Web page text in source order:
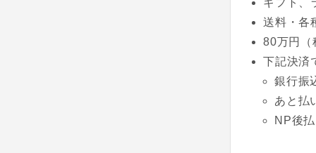
ギフト、
送料・各
80万円（
下記決
銀行振
あと払
NP後